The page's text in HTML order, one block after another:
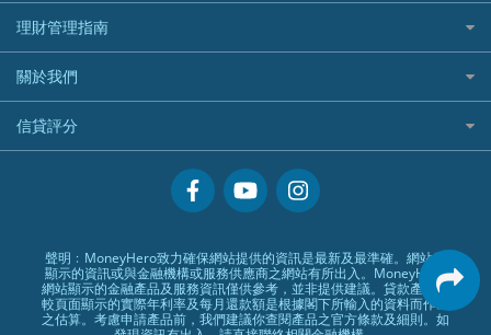
相機有得保
專為孕婦設計的最佳旅遊保險
最佳滑雪旅遊保險
最適合BB的旅遊保險
HSBC滙豐銀行
MSIG 三井住友
Prudential 保誠
QBE 昆士蘭
Starr
OSL
IB盈透證券好唔好？
盈立證券 uSMART 好唔好？
Stashaway好唔好？
黃金ETF懶人包
最值得注意的比特幣ETF
選股策略：五步調查攻略
中信銀行inMotion
Airwallex銀行
港元定存
人民幣定存
美元定存
英鎊定存
澳元定存
理財資訊
識慳識賺
債務管理
投資理財
置業安居
專欄文章
理財管理指南
常用相關詞彙
MoneyHero電子報
所有合作銀行或機構
關於我們
服務承諾
網上支援
常見問題
條款及細則
編輯守則
信貸評分
聲明﹕MoneyHero致力確保網站提供的資訊是最新及最準確。網站所
顯示的資訊或與金融機構或服務供應商之網站有所出入。MoneyHero
網站顯示的金融產品及服務資訊僅供參考，並非提供建議。貸款產品比
較頁面顯示的實際年利率及每月還款額是根據閣下所輸入的資料而作出
之估算。考慮申請產品前，我們建議你查閱產品之官方條款及細則。如